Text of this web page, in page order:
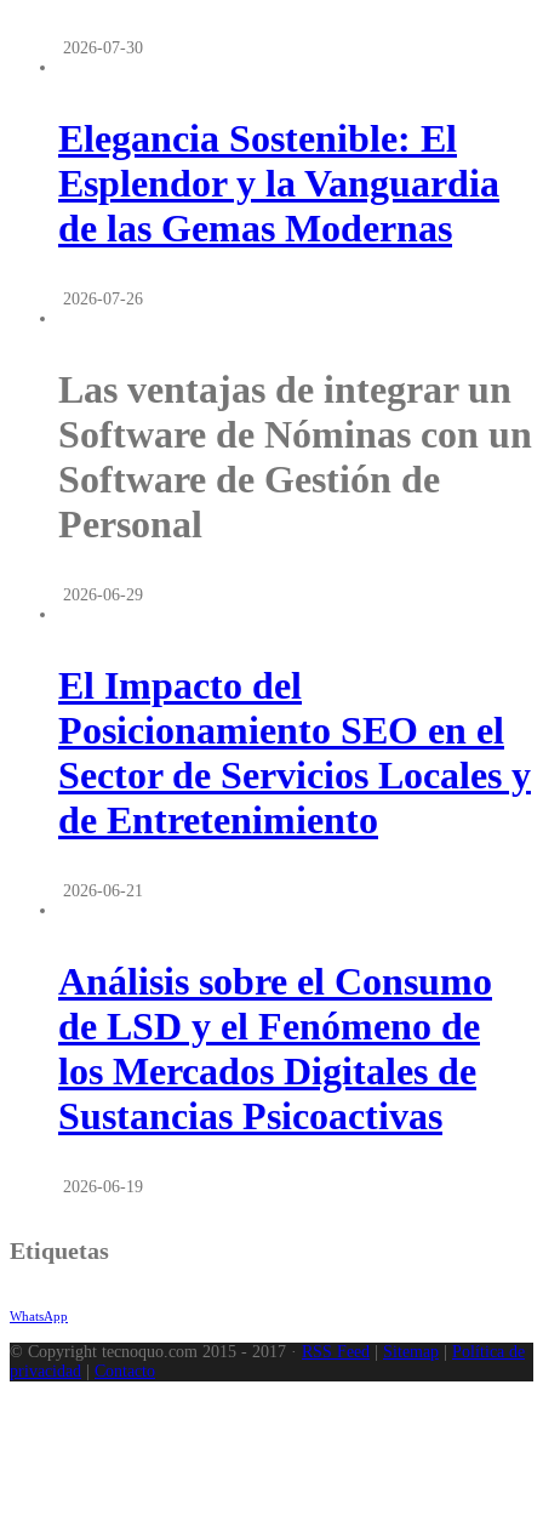
2026-07-30
Elegancia Sostenible: El
Esplendor y la Vanguardia
de las Gemas Modernas
2026-07-26
Las ventajas de integrar un
Software de Nóminas con un
Software de Gestión de
Personal
2026-06-29
El Impacto del
Posicionamiento SEO en el
Sector de Servicios Locales y
de Entretenimiento
2026-06-21
Análisis sobre el Consumo
de LSD y el Fenómeno de
los Mercados Digitales de
Sustancias Psicoactivas
2026-06-19
Etiquetas
WhatsApp
© Copyright tecnoquo.com 2015 - 2017 · RSS Feed | Sitemap | Política de
privacidad | Contacto